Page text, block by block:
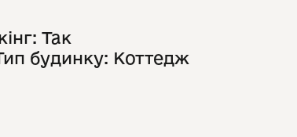
Так
будинку: Коттедж